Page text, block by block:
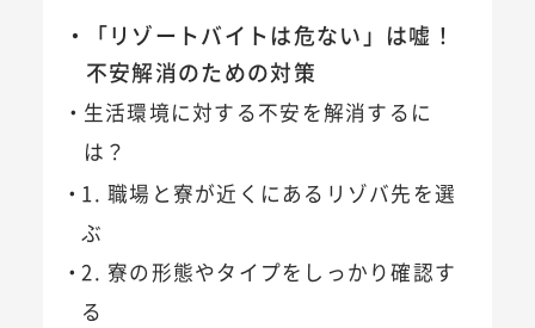
「リゾートバイトは危ない」は嘘！
不安解消のための対策
生活環境に対する不安を解消するに
は？
1. 職場と寮が近くにあるリゾバ先を選
ぶ
2. 寮の形態やタイプをしっかり確認す
る